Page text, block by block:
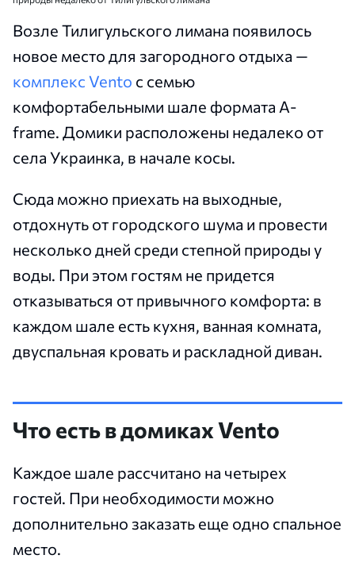
Возле Тилигульского лимана появилось
новое место для загородного отдыха —
комплекс Vento с семью
комфортабельными шале формата A-
frame. Домики расположены недалеко от
села Украинка, в начале косы.
Сюда можно приехать на выходные,
отдохнуть от городского шума и провести
несколько дней среди степной природы у
воды. При этом гостям не придется
отказываться от привычного комфорта: в
каждом шале есть кухня, ванная комната,
двуспальная кровать и раскладной диван.
Что есть в домиках Vento
Каждое шале рассчитано на четырех
гостей. При необходимости можно
дополнительно заказать еще одно спальное
место.